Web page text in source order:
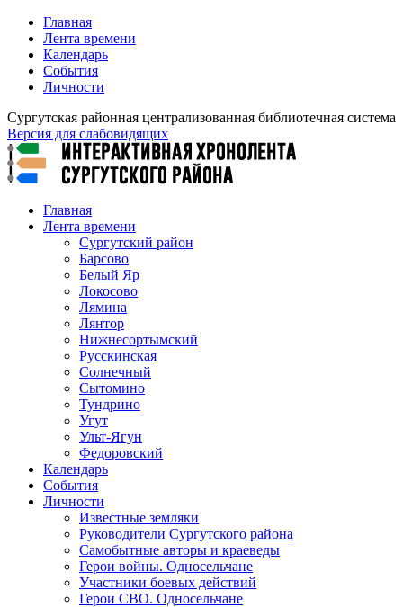
Главная
Лента времени
Календарь
События
Личности
Сургутская районная централизованная библиотечная система
Версия для слабовидящих
Главная
Лента времени
Сургутский район
Барсово
Белый Яр
Локосово
Лямина
Лянтор
Нижнесортымский
Русскинская
Солнечный
Сытомино
Тундрино
Угут
Ульт-Ягун
Федоровский
Календарь
События
Личности
Известные земляки
Руководители Сургутского района
Самобытные авторы и краеведы
Герои войны. Односельчане
Участники боевых действий
Герои СВО. Односельчане